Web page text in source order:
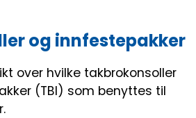
og innfestepakker
over hvilke takbrokonsoller
(TBI) som benyttes til